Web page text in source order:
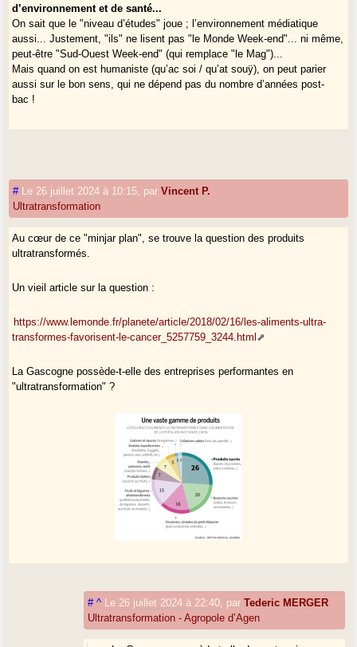
d’environnement et de santé...
On sait que le "niveau d’études" joue ; l’environnement médiatique
aussi... Justement, "ils" ne lisent pas "le Monde Week-end"... ni même,
peut-être "Sud-Ouest Week-end" (qui remplace "le Mag")...
Mais quand on est humaniste (qu’ac soi / qu’at souÿ), on peut parier
aussi sur le bon sens, qui ne dépend pas du nombre d’années post-
bac !
# Le 26 juillet 2024 à 10:15 parVincent P.
Ultratransformation
Au cœur de ce "minjar plan", se trouve la question des produits
ultratransformés.
Un vieil article sur la question :
https://www.lemonde.fr/planete/article/2018/02/16/les-aliments-ultra-
transformes-favorisent-le-cancer_5257759_3244.html
La Gascogne possède-t-elle des entreprises performantes en
"ultratransformation" ?
# ^ Le 26 juillet 2024 à 22:40 parTederic MERGER
Ultratransformation - Agropole d’Agen